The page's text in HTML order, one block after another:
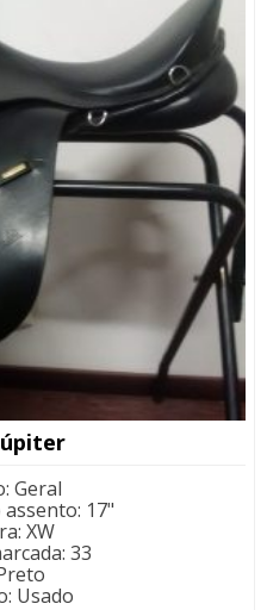
: Geral
assento: 17"
: XW
: 33
: Usado